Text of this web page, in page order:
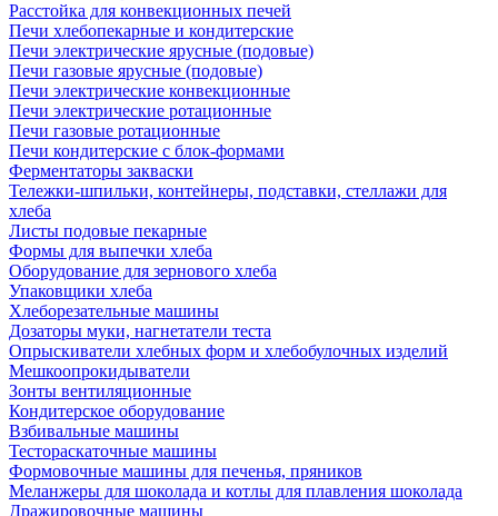
Расстойка для конвекционных печей
Печи хлебопекарные и кондитерские
Печи электрические ярусные (подовые)
Печи газовые ярусные (подовые)
Печи электрические конвекционные
Печи электрические ротационные
Печи газовые ротационные
Печи кондитерские с блок-формами
Ферментаторы закваски
Тележки-шпильки, контейнеры, подставки, стеллажи для
хлеба
Листы подовые пекарные
Формы для выпечки хлеба
Оборудование для зернового хлеба
Упаковщики хлеба
Хлеборезательные машины
Дозаторы муки, нагнетатели теста
Опрыскиватели хлебных форм и хлебобулочных изделий
Мешкоопрокидыватели
Зонты вентиляционные
Кондитерское оборудование
Взбивальные машины
Тестораскаточные машины
Формовочные машины для печенья, пряников
Меланжеры для шоколада и котлы для плавления шоколада
Дражировочные машины